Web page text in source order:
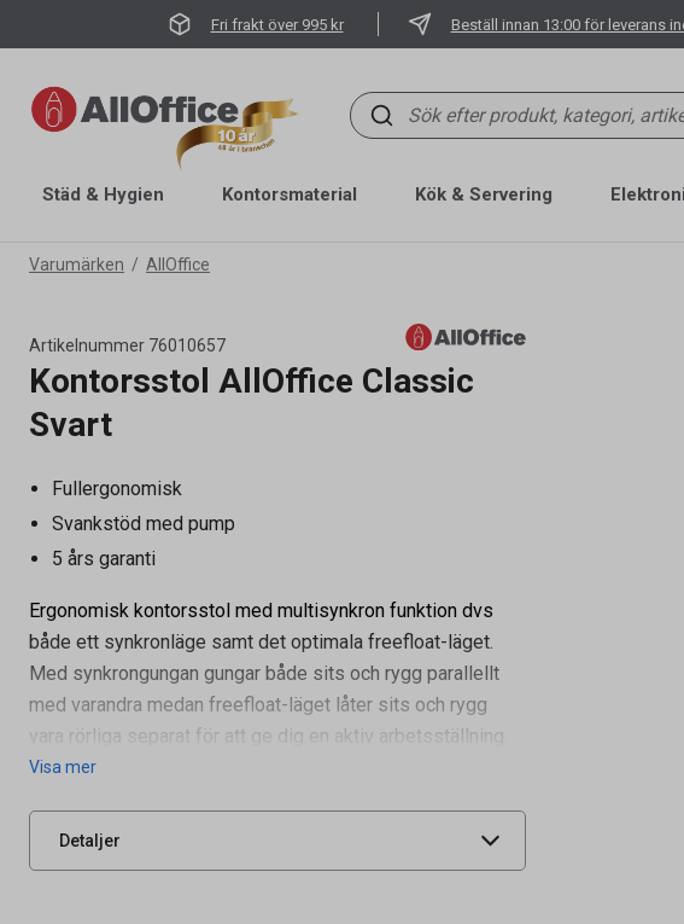
Fri frakt över 995 kr Beställ innan 13:00 för leverans
Städ & Hygien Kontorsmaterial Kök & Servering
Varumärken AllOffice
Artikelnummer 76010657
Kontorsstol AllOffice Classic
Svart
Fullergonomisk
Svankstöd med pump
5 års garanti
Ergonomisk kontorsstol med multisynkron funktion dvs
både ett synkronläge samt det optimala freefloat-läget.
Med synkrongungan gungar både sits och rygg parallellt
med varandra medan freefloat-läget låter sits och rygg
vara rörliga separat för att ge dig en aktiv arbetsställning.
Visa mer
Detaljer
76010657
Leverantörens
UNSPSC 56112102